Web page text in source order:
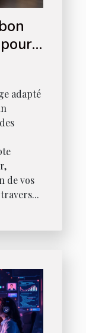
adapté
de vos